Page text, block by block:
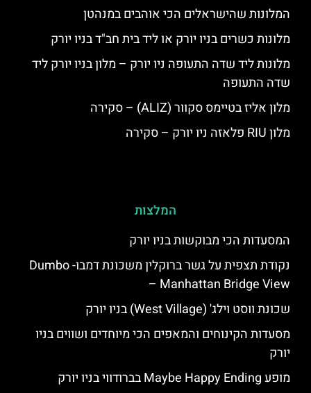
המלונות שהישראלים הכי אוהבים במנהטן
מלונות כשרים בניו יורק או ליד בית חב"ד בניו יורק
מלונות ליד שדה התעופה ניו יורק – מלון בניו יורק ליד
שדה התעופה
מלון אליז בטיימס סקוור (ALIZ) – סקירה
מלון RIU פלאזה ניו יורק – סקירה
המלצות
המסעדות הכי מבוקשות בניו יורק
נקודת תצפית על גשר ברוקלין משכונת דמבו- Dumbo
– Manhattan Bridge View
שכונת ווסט וילג' (West Village) בניו יורק
מסעדות הקינוחים והמאפים הכי מיוחדים ושווים בניו
יורק
מופע Maybe Happy Ending בברודווי בניו יורק